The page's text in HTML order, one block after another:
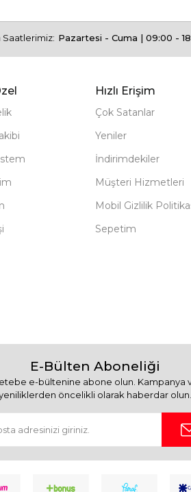
Saatlerimiz: Pazartesi - Cuma | 09:00 -
Hızlı Erişim
Çok Satanlar
Yeniler
İndirimdekiler
Müşteri Hizmetleri
Mobil Gizlilik
Sepetim
E-Bülten Aboneliği
e-bültenine abone olun. Kampanya
öncelikli olarak haberdar olun.